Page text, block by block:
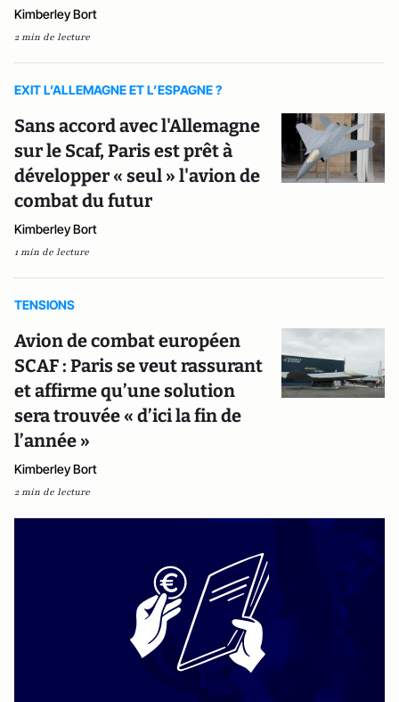
Kimberley Bort
2 min de lecture
EXIT L’ALLEMAGNE ET L’ESPAGNE ?
Sans accord avec l'Allemagne
sur le Scaf, Paris est prêt à
développer « seul » l'avion de
combat du futur
Kimberley Bort
1 min de lecture
TENSIONS
Avion de combat européen
SCAF : Paris se veut rassurant
et affirme qu’une solution
sera trouvée « d’ici la fin de
l’année »
Kimberley Bort
2 min de lecture